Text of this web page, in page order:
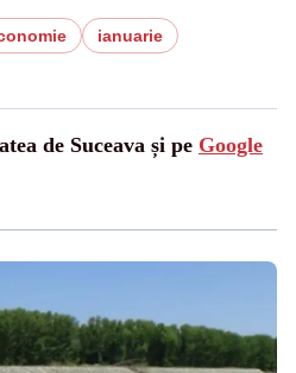
ianuarie
de Suceava și pe Google